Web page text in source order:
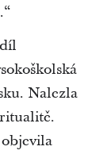
Nalezla